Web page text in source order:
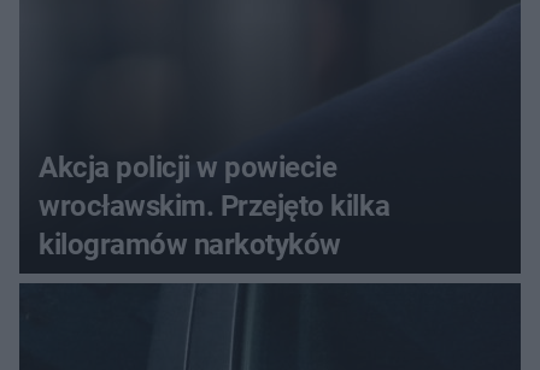
Akcja policji w powiecie
wrocławskim. Przejęto kilka
kilogramów narkotyków